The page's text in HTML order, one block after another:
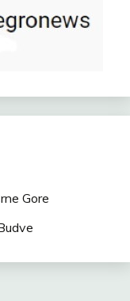
Gore